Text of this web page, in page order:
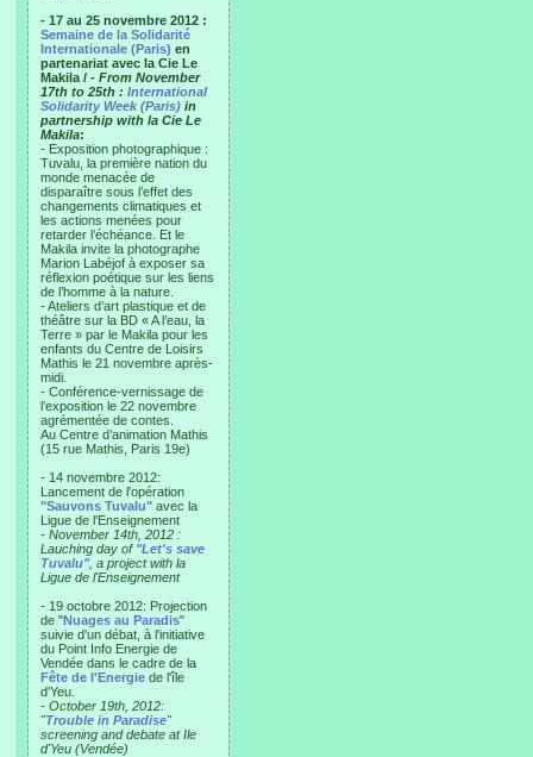
- 17 au 25 novembre 2012 :
Semaine de la Solidarité
Internationale (Paris) en
partenariat avec la Cie Le
Makila / - From November
17th to 25th : International
Solidarity Week (Paris) in
partnership with la Cie Le
Makila:
- Exposition photographique :
Tuvalu, la première nation du
monde menacée de
disparaître sous l’effet des
changements climatiques et
les actions menées pour
retarder l’échéance. Et le
Makila invite la photographe
Marion Labéjof à exposer sa
réflexion poétique sur les liens
de l’homme à la nature.
- Ateliers d’art plastique et de
théâtre sur la BD « A l’eau, la
Terre » par le Makila pour les
enfants du Centre de Loisirs
Mathis le 21 novembre après-
midi.
- Conférence-vernissage de
l’exposition le 22 novembre
agrémentée de contes.
Au Centre d’animation Mathis
(15 rue Mathis, Paris 19e)
- 14 novembre 2012:
Lancement de l'opération
"Sauvons Tuvalu" avec la
Ligue de l'Enseignement
- November 14th, 2012 :
Lauching day of "Let's save
Tuvalu", a project with la
Ligue de l'Enseignement
- 19 octobre 2012: Projection
de "Nuages au Paradis"
suivie d'un débat, à l'initiative
du Point Info Energie de
Vendée dans le cadre de la
Fête de l'Energie de l'île
d'Yeu.
- October 19th, 2012:
"Trouble in Paradise"
screening and debate at Ile
d'Yeu (Vendée)